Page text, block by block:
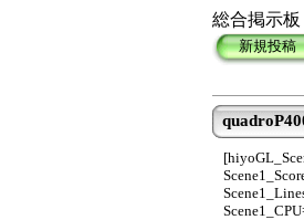
総合掲示
新規投稿